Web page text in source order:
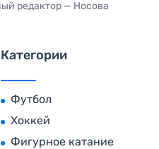
редактор — Носова
Категории
Футбол
Хоккей
Фигурное катание